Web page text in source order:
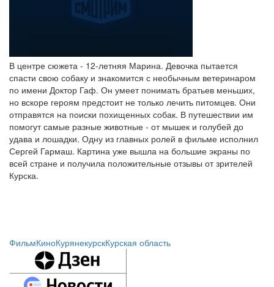
В центре сюжета - 12-летняя Марина. Девочка пытается
спасти свою собаку и знакомится с необычным ветеринаром
по имени Доктор Гаф. Он умеет понимать братьев меньших,
но вскоре героям предстоит не только лечить питомцев. Они
отправятся на поиски похищенных собак. В путешествии им
помогут самые разные животные - от мышек и голубей до
удава и лошадки. Одну из главных ролей в фильме исполнил
Сергей Гармаш. Картина уже вышла на большие экраны по
всей стране и получила положительные отзывы от зрителей
Курска.
ФильмКиноКурянекурскКурская область